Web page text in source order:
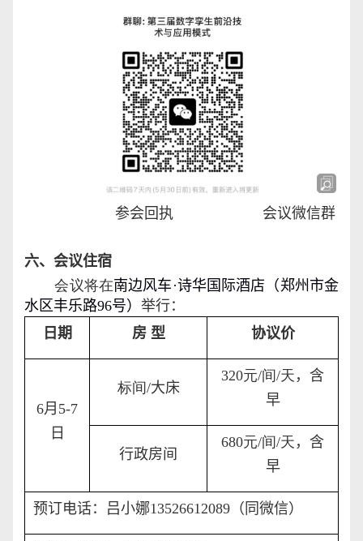
参会回执 会议微信群
六、会议住宿
会议将在南边风车 ·诗华国际酒店（郑州市金
水区丰乐路96号） 举行：
日期
房 型 协议价
6月 5-7
日
标间/大床
320元/间/天 ， 含
早
行政房间
680元/间/天 ， 含
早
预订电话：吕小娜13526612089 （同微信）